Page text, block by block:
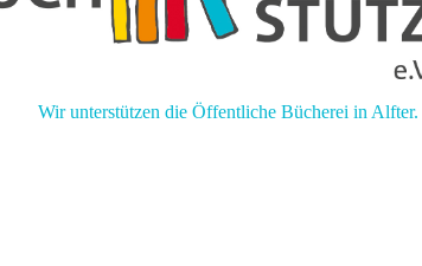
Wir unterstützen die Öffentliche Bücherei in Alfter.